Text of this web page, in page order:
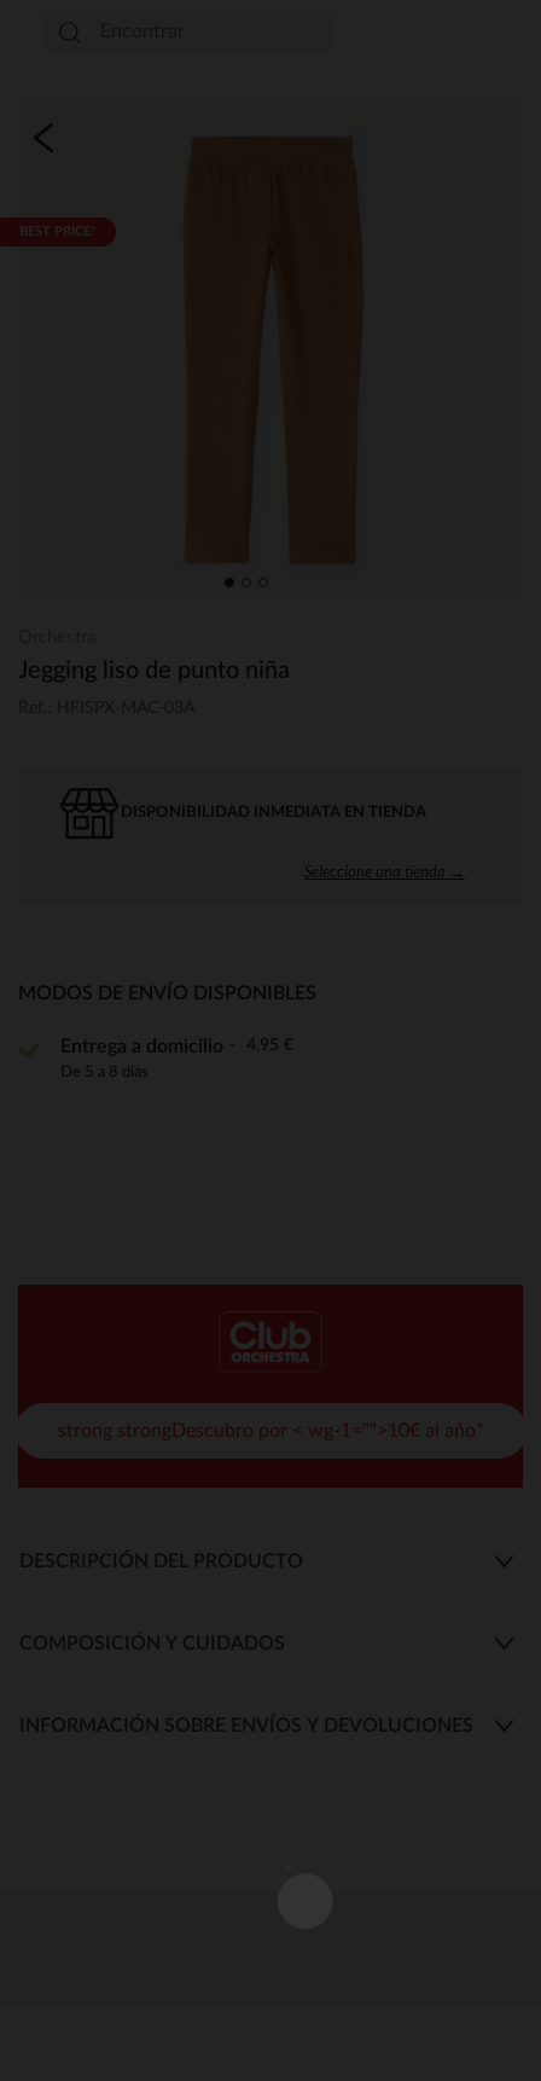
BEST PRICE*
Jegging liso de punto niña
DISPONIBILIDAD INMEDIATA EN TIENDA
Seleccione una tienda →
MODOS DE ENVÍO DISPONIBLES
Entrega a domicilio 4,95 €
De 5 a 8 días
strong strongDescubro por < wg-1="">10€ al año*
DESCRIPCIÓN DEL PRODUCTO
COMPOSICIÓN Y CUIDADOS
INFORMACIÓN SOBRE ENVÍOS Y DEVOLUCIONES